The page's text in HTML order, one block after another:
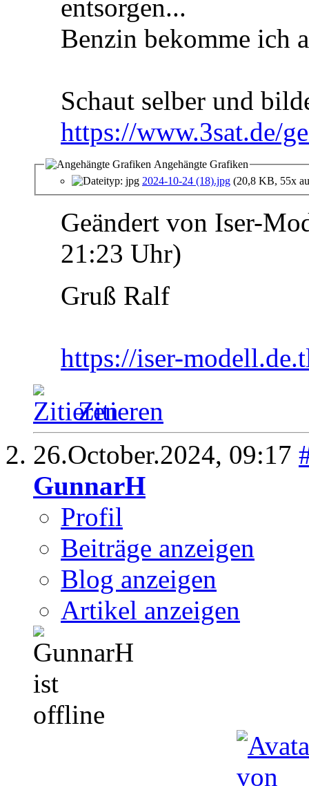
entsorgen...
Benzin bekomme ich
Schaut selber und
https://www.3sat.de/
Angehängte Grafiken
2024-10-24 (18).jpg (20,8 KB, 55x
Geändert von Iser-
21:23 Uhr)
Gruß Ralf
https://iser-
Zitieren
26.October.2024, 09:17
GunnarH
Profil
Beiträge anzeigen
Blog anzeigen
Artikel anzeigen